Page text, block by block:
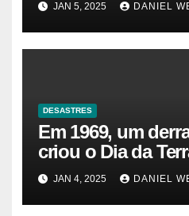
JAN 5, 2025 DANIEL
DESASTRES
Em 1969, um
criou o Dia da
gasoduto pode
JAN 4, 2025 DANIEL